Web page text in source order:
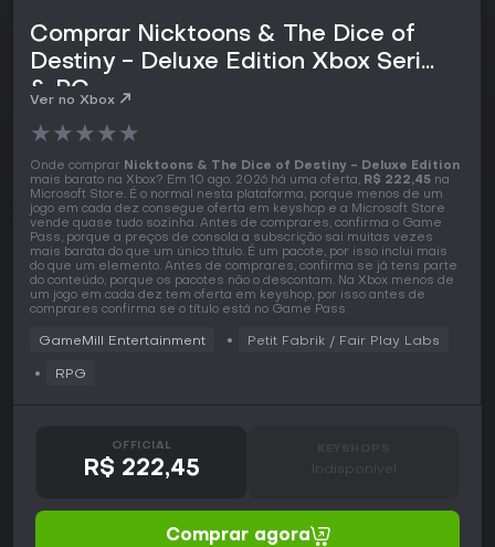
Comprar Nicktoons & The Dice of
Destiny - Deluxe Edition Xbox Series
& PC
Ver no Xbox
★★★★★
Onde comprar Nicktoons & The Dice of Destiny - Deluxe Edition
mais barato na Xbox? Em 10 ago. 2026 há uma oferta, R$ 222,45 na
Microsoft Store. É o normal nesta plataforma, porque menos de um
jogo em cada dez consegue oferta em keyshop e a Microsoft Store
vende quase tudo sozinha. Antes de comprares, confirma o Game
Pass, porque a preços de consola a subscrição sai muitas vezes
mais barata do que um único título. É um pacote, por isso inclui mais
do que um elemento. Antes de comprares, confirma se já tens parte
do conteúdo, porque os pacotes não o descontam. Na Xbox menos de
um jogo em cada dez tem oferta em keyshop, por isso antes de
comprares confirma se o título está no Game Pass.
GameMill Entertainment Petit Fabrik / Fair Play Labs
RPG
OFFICIAL
R$ 222,45 Indisponível
Comprar agora